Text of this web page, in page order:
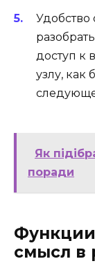
Удобство
доступ к
узлу, как
Як
поради
смысл в